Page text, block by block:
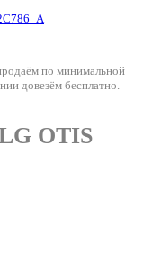
по минимальной
довезём бесплатно.
OTIS